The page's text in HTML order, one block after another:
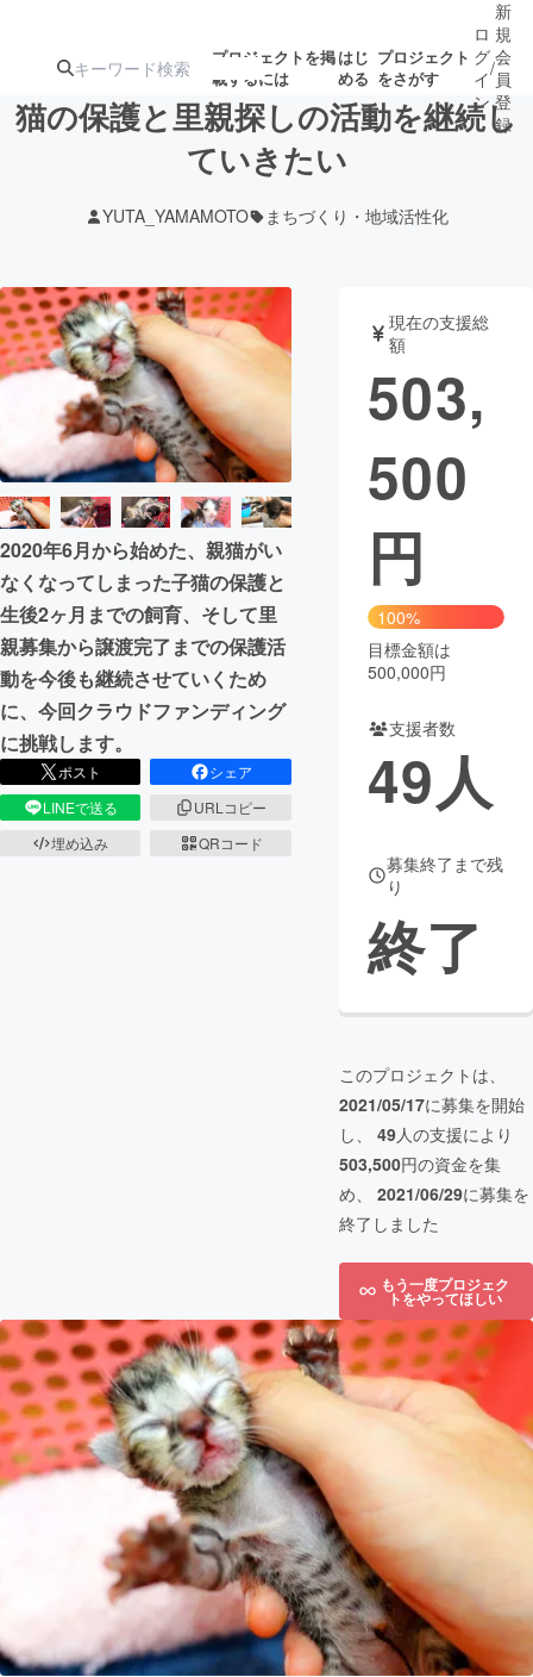
プロジェクトを掲
載するには
はじ
める
プロジェクト
をさがす
ターン
ジェクト
募集終了が近いプ
ロジェクト
もうすぐ公開
されます
アート・写真 音楽
テクノロジー・ガジェット ゲーム・サ
映像・映画
ビジネス・起業
まちづくり・地域活性化
CAMPFIRE for Social Good
CAMPFIRE Creation
CAMPFIREふるさと納税
コミュニティ
ロ
グ
イ
ン
/
新
規
会
員
登
録
猫の保護と里親探しの活動を継続し
ていきたい
YUTA_YAMAMOTO まちづくり・地域活性化
2020年6月から始めた、親猫がい
なくなってしまった子猫の保護と
生後2ヶ月までの飼育、そして里
親募集から譲渡完了までの保護活
動を今後も継続させていくため
に、今回クラウドファンディング
に挑戦します。
ポスト
シェア
LINEで送る
URLコピー
埋め込み
QRコード
現在の支援総
額
503,
500
円
100%
目標金額は
500,000円
支援者数
49人
募集終了まで残
り
終了
このプロジェクトは、
2021/05/17に募集を開始
し、 49人の支援により
503,500円の資金を集
め、 2021/06/29に募集を
終了しました
もう一度プロジェク
トをやってほしい